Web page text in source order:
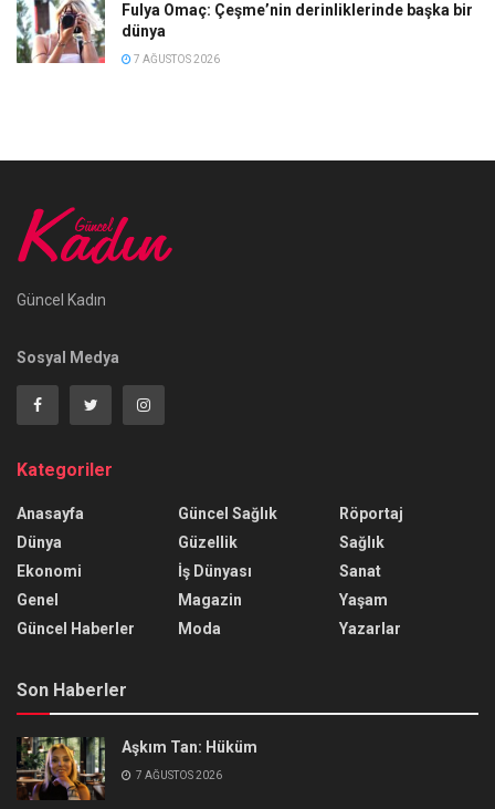
Fulya Omaç: Çeşme’nin derinliklerinde başka bir
dünya
7 AĞUSTOS 2026
Güncel Kadın
Sosyal Medya
Kategoriler
Anasayfa
Dünya
Ekonomi
Genel
Güncel Haberler
Güncel Sağlık
Güzellik
İş Dünyası
Magazin
Moda
Röportaj
Sağlık
Sanat
Yaşam
Yazarlar
Son Haberler
Aşkım Tan: Hüküm
7 AĞUSTOS 2026